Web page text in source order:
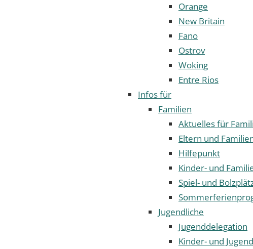
Orange
New Britain
Fano
Ostrov
Woking
Entre Rios
Infos für
Familien
Aktuelles für
Eltern und
Hilfepunkt
Kinder- und
Spiel- und
Jugendliche
Jugenddelegation
Kinder- und